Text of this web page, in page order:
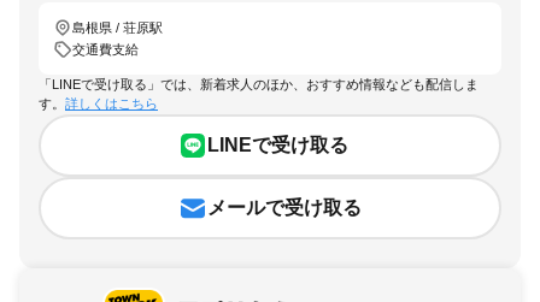
島根県 / 荘原駅
交通費支給
「LINEで受け取る」では、新着求人のほか、おすすめ情報なども配信しま
す。 詳しくはこちら
LINEで受け取る
メールで受け取る